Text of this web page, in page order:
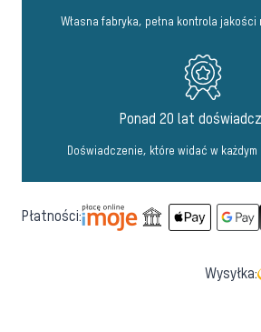
Własna fabryka, pełna kontrola jakości
Ponad 20 lat
Doświadczenie, które widać w
Płatności:
Wysyłka: